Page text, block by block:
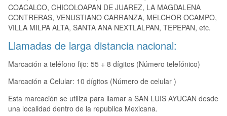
COACALCO, CHICOLOAPAN DE JUAREZ, LA MAGDALENA
CONTRERAS, VENUSTIANO CARRANZA, MELCHOR OCAMPO,
VILLA MILPA ALTA, SANTA ANA NEXTLALPAN, TEPEPAN, etc.
Llamadas de larga distancia nacional:
Marcación a teléfono fijo: 55 + 8 dígitos (Número telefónico)
Marcación a Celular: 10 dígitos (Número de celular )
Esta marcación se utiliza para llamar a SAN LUIS AYUCAN desde
una localidad dentro de la republica Mexicana.